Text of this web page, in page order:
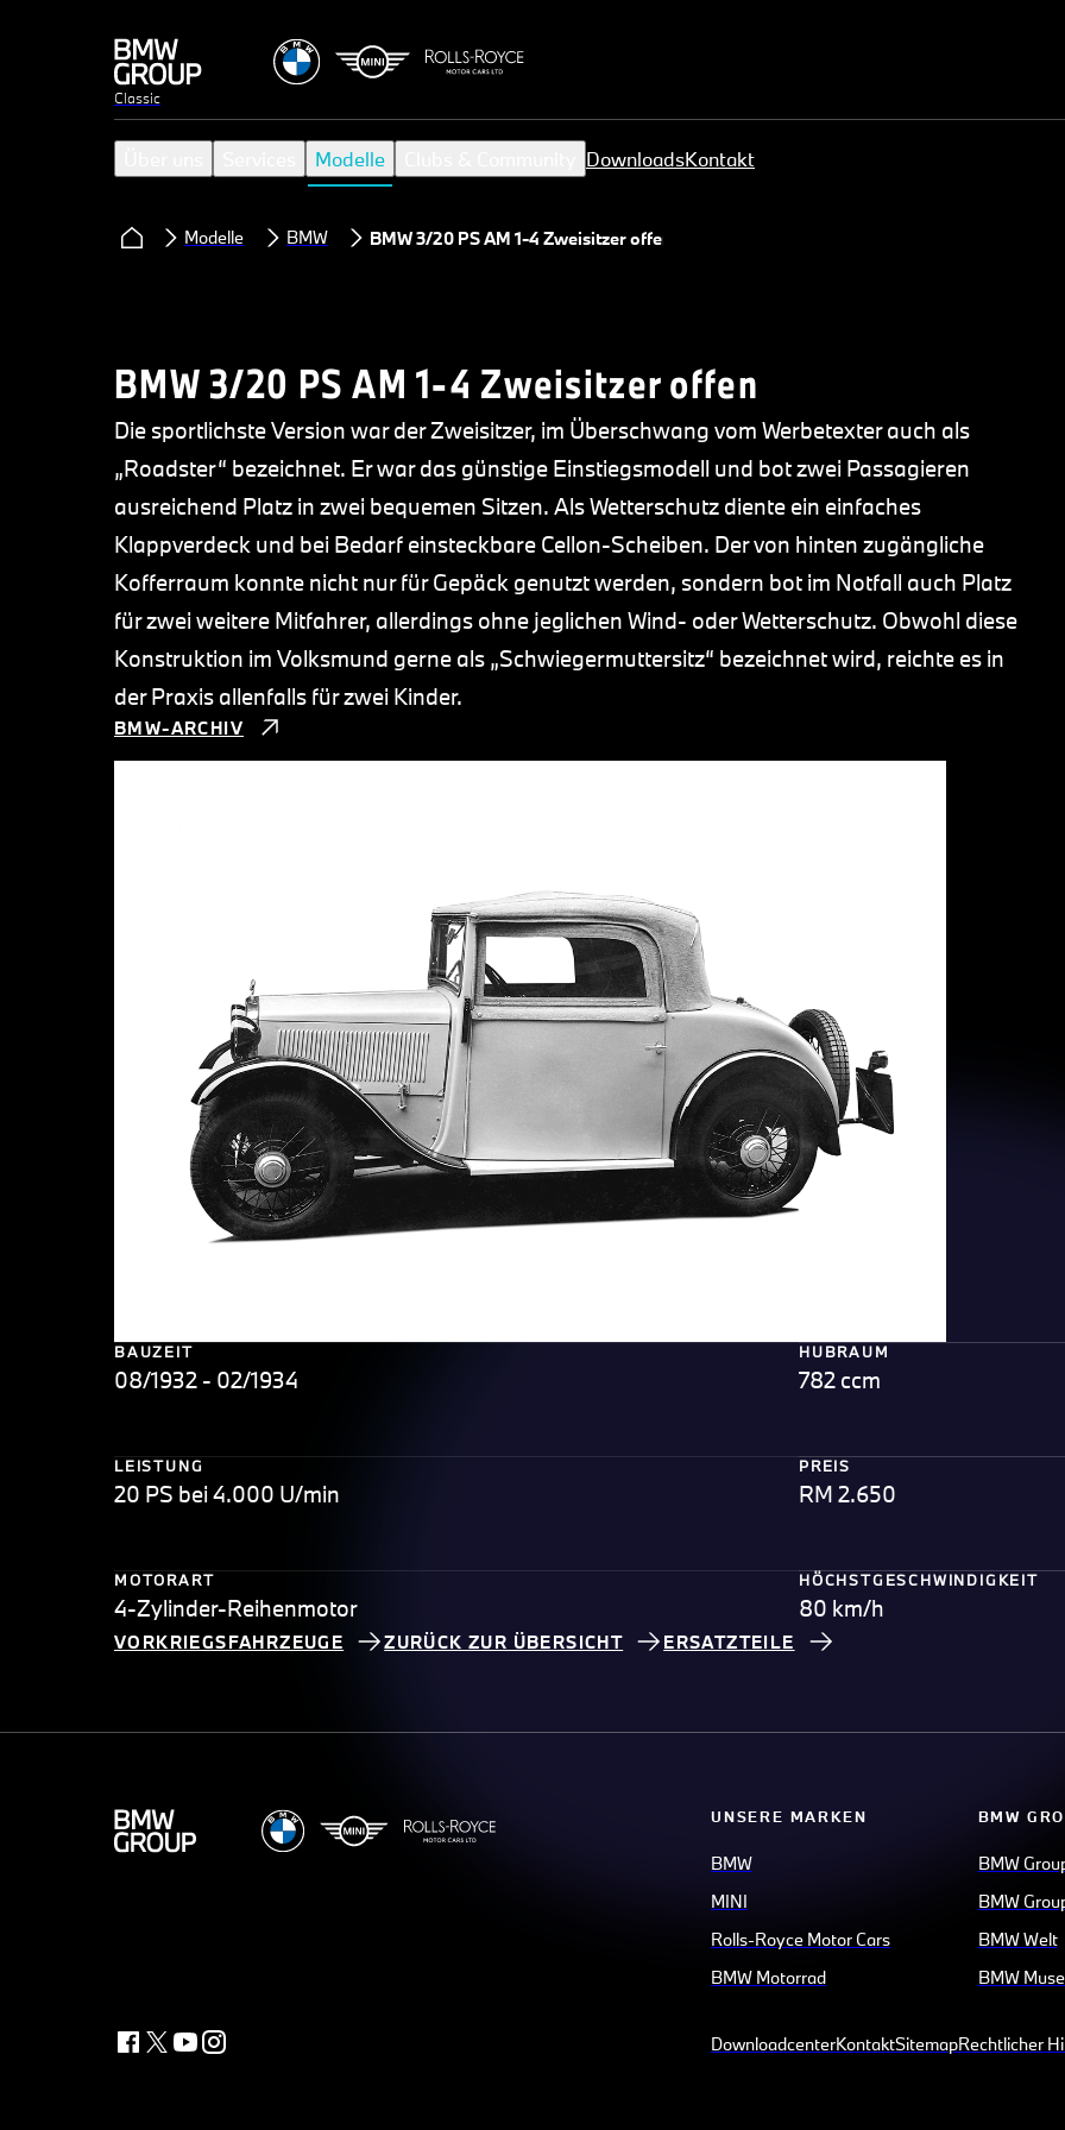
Classic
Modelle DownloadsKontakt
Modelle BMW BMW 3/20 PS AM 1-4 Zweisitzer offen
BMW 3/20 PS AM 1-4 Zweisitzer offen
Die sportlichste Version war der Zweisitzer, im Überschwang vom Werbetexter auch als
„Roadster“ bezeichnet. Er war das günstige Einstiegsmodell und bot zwei Passagieren
ausreichend Platz in zwei bequemen Sitzen. Als Wetterschutz diente ein einfaches
Klappverdeck und bei Bedarf einsteckbare Cellon-Scheiben. Der von hinten zugängliche
Kofferraum konnte nicht nur für Gepäck genutzt werden, sondern bot im Notfall auch Platz
für zwei weitere Mitfahrer, allerdings ohne jeglichen Wind- oder Wetterschutz. Obwohl diese
Konstruktion im Volksmund gerne als „Schwiegermuttersitz“ bezeichnet wird, reichte es in
der Praxis allenfalls für zwei Kinder.
BMW-ARCHIV
BAUZEIT
08/1932 - 02/1934
HUBRAUM
782 ccm
LEISTUNG
20 PS bei 4.000 U/min
PREIS
RM 2.650
MOTORART
4-Zylinder-Reihenmotor
HÖCHSTGESCHWINDIGKEIT
80 km/h
VORKRIEGSFAHRZEUGE ZURÜCK ZUR ÜBERSICHT ERSATZTEILE
UNSERE MARKEN
BMW
MINI
Rolls-Royce Motor Cars
BMW Motorrad
BMW
BMW
BMW
BMW Welt
BMW
DownloadcenterKontaktSitemapRechtlicher